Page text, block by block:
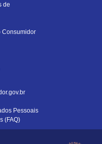
de
Consumidor
Pessoais
(FAQ)